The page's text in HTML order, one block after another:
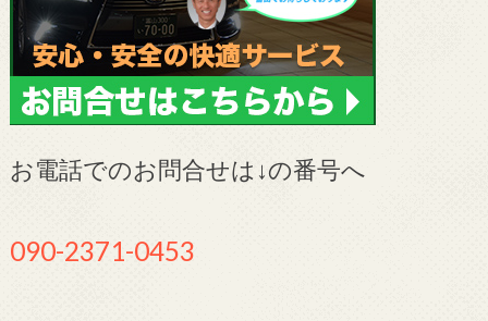
お電話でのお問合せは↓の番号へ
090-2371-0453